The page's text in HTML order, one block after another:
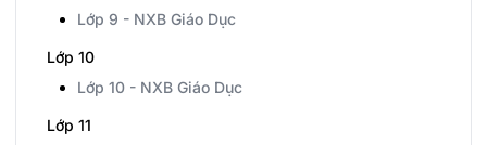
Lớp 9 - NXB Giáo Dục
Lớp 10
Lớp 10 - NXB Giáo Dục
Lớp 11